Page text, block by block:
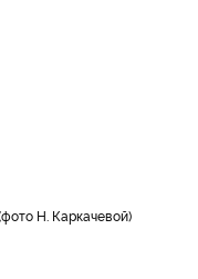
фото Н. Каркачевой